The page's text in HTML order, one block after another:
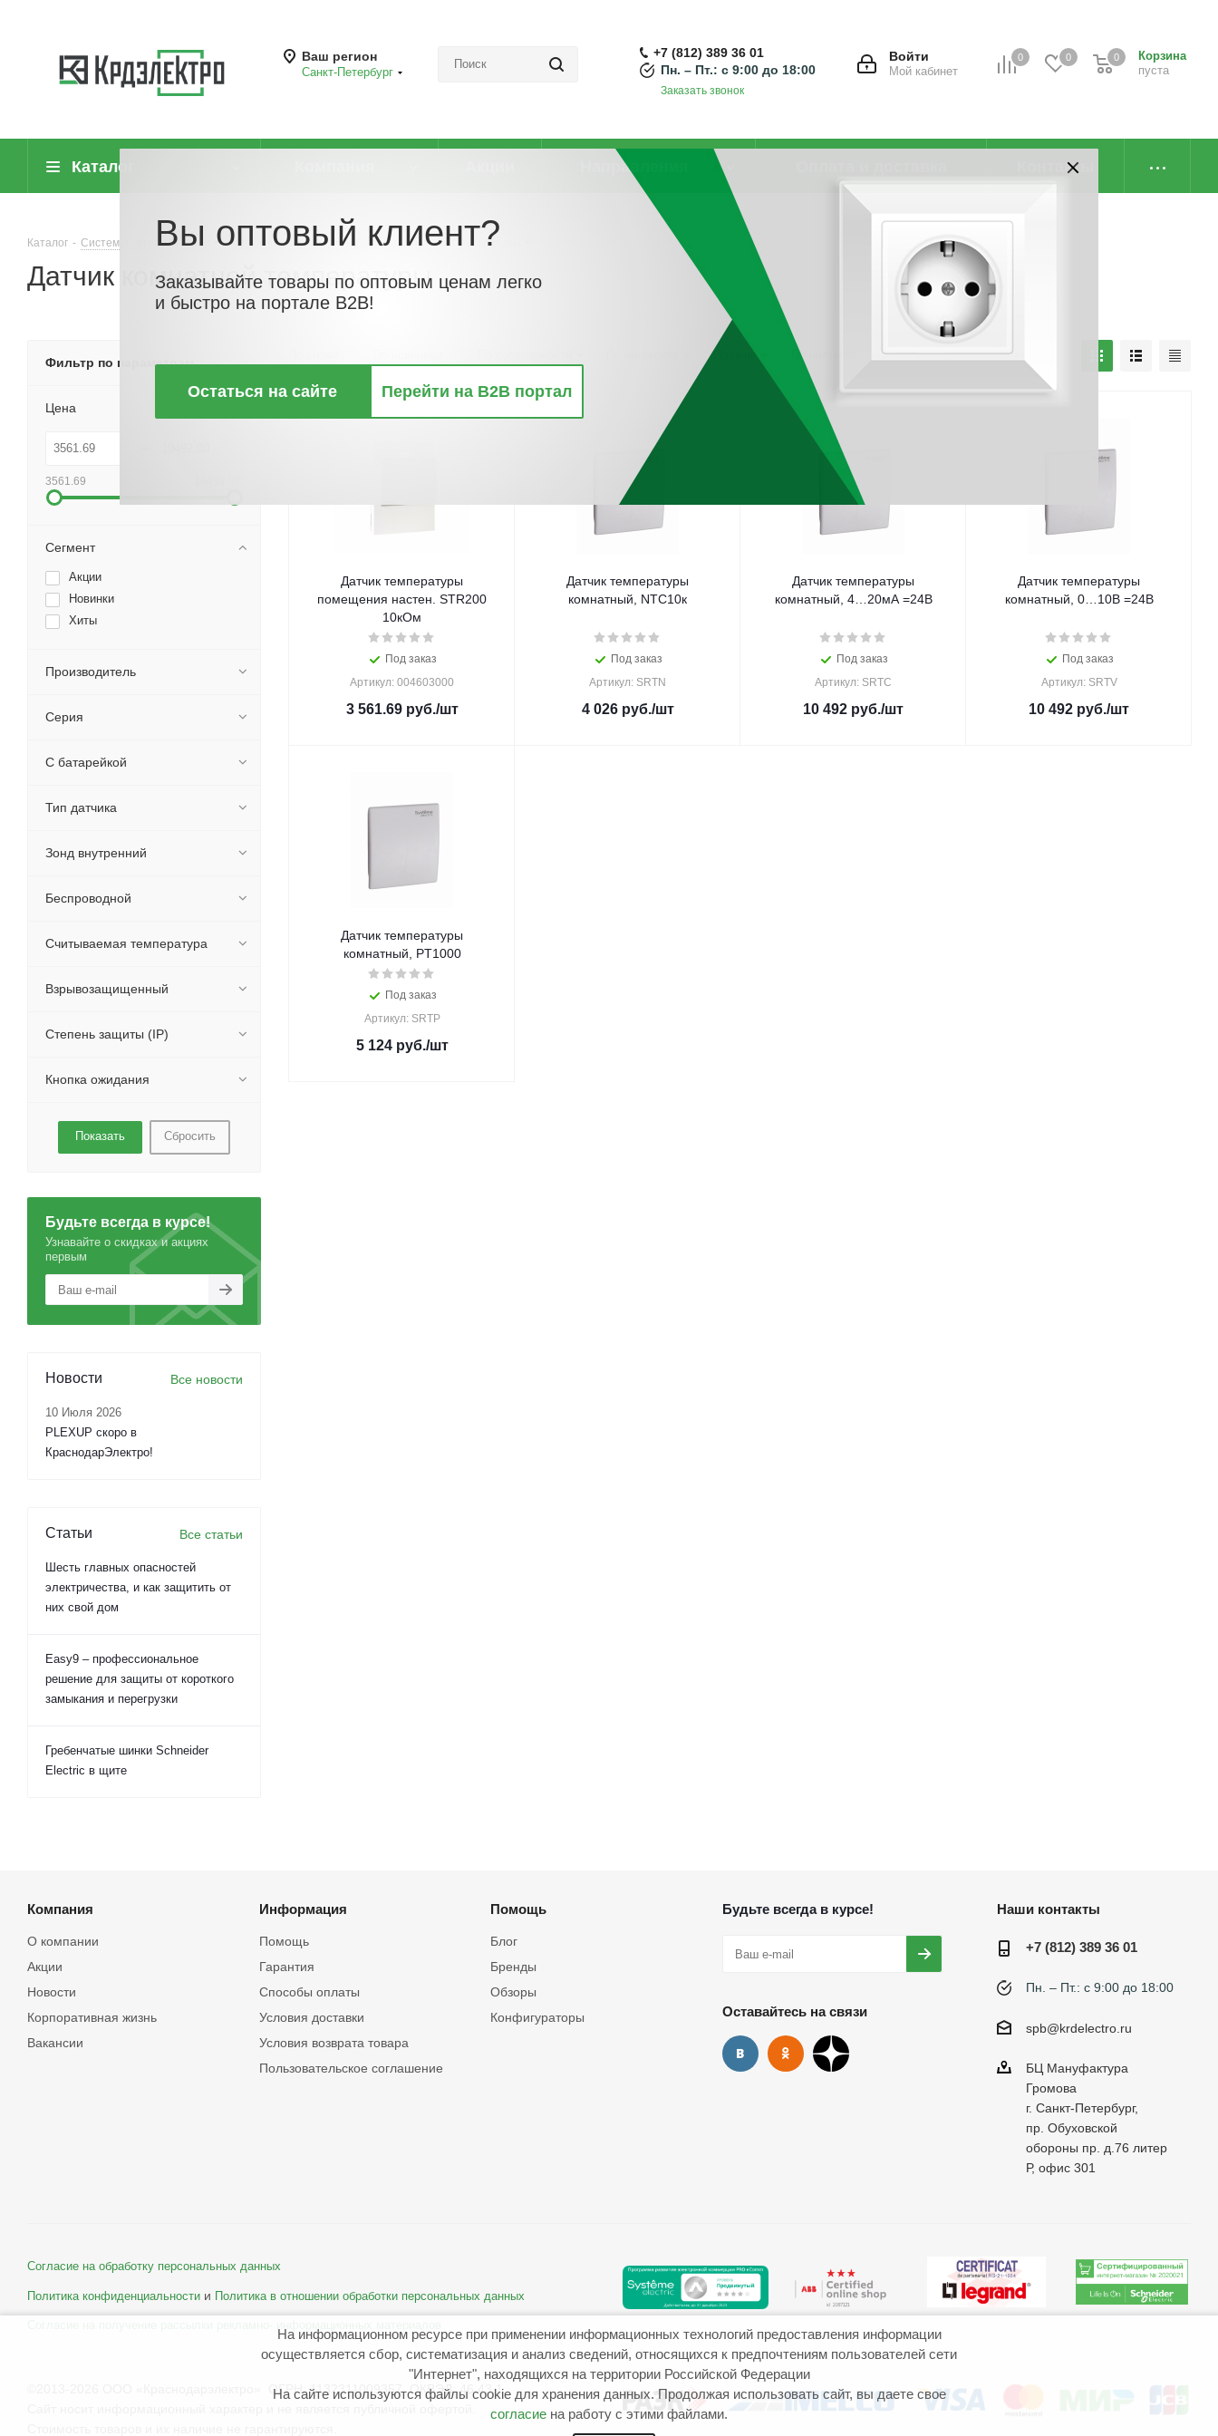
Ваш регион
Санкт-Петербург
0 0
Корзина
пуста
0
Войти
Мой кабинет
+7 (812) 389 36 01
Пн. – Пт.: с 9:00 до 18:00
Заказать звонок
Каталог Направления Контакты
Каталог - Системы автоматизации - Датчики (сенсоры) Датчик комнатной температуры
Датчик комнатной температуры
По цене По наличию
Датчик температуры
помещения настен. STR200
10кОм
Под заказ
Артикул: 004603000
3 561.69руб./шт
Датчик температуры
комнатный, NTC10к
Под заказ
Артикул: SRTN
4 026руб./шт
Датчик температуры
комнатный, 4…20мА =24В
Под заказ
Артикул: SRTC
10 492 руб./шт
Датчик температуры
комнатный, 0…10В =24В
Под заказ
Артикул: SRTV
10 492 руб./шт
Датчик температуры
комнатный, PT1000
Под заказ
Артикул: SRTP
5 124руб./шт
Фильтр по параметрам
Цена
3561.69
Сегмент
Акции
Новинки
Хиты
Производитель
Серия
С батарейкой
Тип датчика
Зонд внутренний
Беспроводной
Считываемая температура
Взрывозащищенный
Степень защиты (IP)
Кнопка ожидания
Сбросить
Будьте всегда в курсе!
Узнавайте о скидках и акциях
первым
Новости Все новости
10 Июля 2026
PLEXUP скоро в
КраснодарЭлектро!
Статьи Все статьи
Шесть главных опасностей
электричества, и как защитить от
них свой дом
Easy9 – профессиональное
решение для защиты от короткого
замыкания и перегрузки
Гребенчатые шинки Schneider
Electric в щите
Компания
О компании
Акции
Новости
Корпоративная жизнь
Вакансии
Информация
Помощь
Гарантия
Способы оплаты
Условия доставки
Условия возврата товара
Пользовательское соглашение
Помощь
Блог
Бренды
Обзоры
Конфигураторы
Будьте всегда в курсе!
Оставайтесь на связи
Наши контакты
+7 (812) 389 36 01
Пн. – Пт.: с 9:00 до 18:00
spb@krdelectro.ru
БЦ Мануфактура
Громова
г. Санкт-Петербург,
пр. Обуховской
обороны пр. д.76 литер
Р, офис 301
Согласие на обработку персональных данных
Политика конфиденциальности и Политика в отношении обработки персональных данных
©2013-2026 ООО «Краснодарэлектро» ОГРН: 1132311009357 ОКВЭД: 46.43.1
На информационном ресурсе при применении информационных технологий предоставления информации
осуществляется сбор, систематизация и анализ сведений, относящихся к предпочтениям пользователей сети
"Интернет", находящихся на территории Российской Федерации
На сайте используются файлы cookie для хранения данных. Продолжая использовать сайт, вы даете свое
согласие на работу с этими файлами.
Вы оптовый клиент?
Заказывайте товары по оптовым ценам легко
и быстро на портале B2B!
Остаться на сайте Перейти на B2B портал